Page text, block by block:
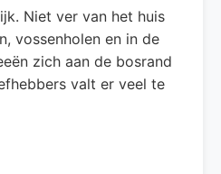
Niet ver van het huis
vossenholen en in de
zich aan de bosrand
valt er veel te